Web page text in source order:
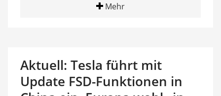
Mehr
Aktuell: Tesla führt mit
Update FSD-Funktionen in